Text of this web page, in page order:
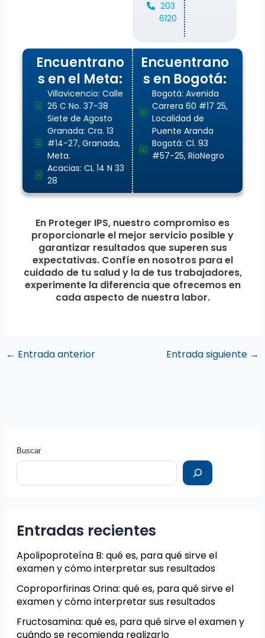
203
6120
Encuentrano
s en el Meta:
Villavicencio: Calle
26 C No. 37-38
Siete de Agosto
Granada: Cra. 13
#14-27, Granada,
Meta.
Acacias: CL 14 N 33
28
Encuentrano
s en Bogotá:
Bogotá: Avenida
Carrera 60 #17 25,
Localidad de
Puente Aranda
Bogotá: Cl. 93
#57-25, RioNegro
En Proteger IPS, nuestro compromiso es
proporcionarle el mejor servicio posible y
garantizar resultados que superen sus
expectativas. Confíe en nosotros para el
cuidado de tu salud y la de tus trabajadores,
experimente la diferencia que ofrecemos en
cada aspecto de nuestra labor.
← Entrada anterior Entrada siguiente →
Buscar
Entradas recientes
Apolipoproteína B: qué es, para qué sirve el
examen y cómo interpretar sus resultados
Coproporfirinas Orina: qué es, para qué sirve el
examen y cómo interpretar sus resultados
Fructosamina: qué es, para qué sirve el examen y
cuándo se recomienda realizarlo